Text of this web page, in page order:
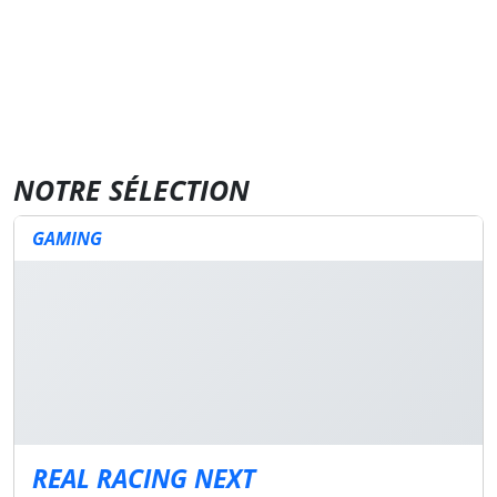
NOTRE SÉLECTION
GAMING
REAL RACING NEXT